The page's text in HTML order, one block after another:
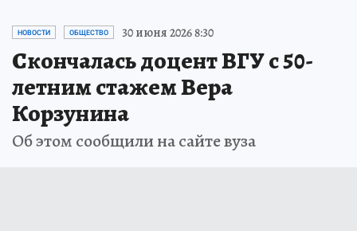
НОВОСТИ ОБЩЕСТВО 30 июня 2026 8:30
Скончалась доцент ВГУ с 50-
летним стажем Вера
Корзунина
Об этом сообщили на сайте вуза